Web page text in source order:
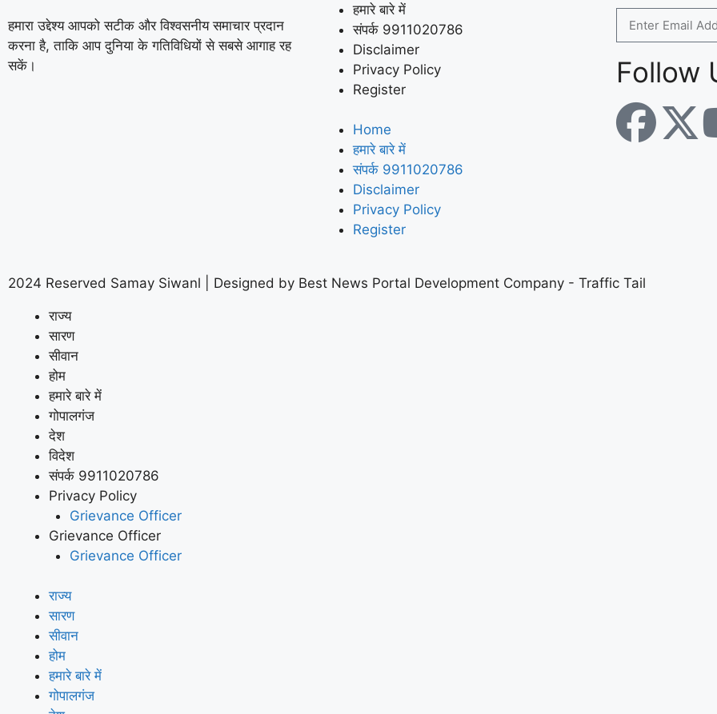
हमारा उद्देश्य आपको सटीक और विश्वसनीय समाचार प्रदान
करना है, ताकि आप दुनिया के गतिविधियों से सबसे आगाह रह
सकें।
हमारे बारे में
संपर्क 9911020786
Disclaimer
Privacy Policy
Register
Home
हमारे बारे में
संपर्क 9911020786
Disclaimer
Privacy Policy
Register
Follow
2024 Reserved Samay Siwanl | Designed by Best News Portal Development Company - Traffic Tail
राज्य
सारण
सीवान
होम
हमारे बारे में
गोपालगंज
देश
विदेश
संपर्क 9911020786
Privacy Policy
Grievance Officer
Grievance Officer
Grievance Officer
राज्य
सारण
सीवान
होम
हमारे बारे में
गोपालगंज